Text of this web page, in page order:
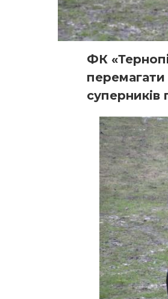
ФК
суперників